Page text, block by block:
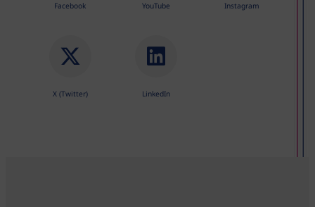
Facebook YouTube Instagram
X (Twitter) LinkedIn